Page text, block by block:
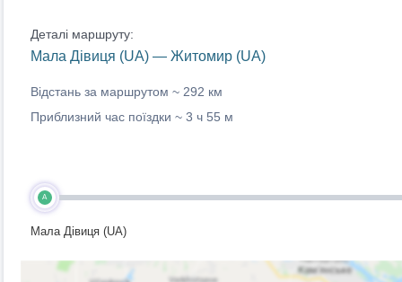
Деталі маршруту:
Мала Дівиця (UA) — Житомир (UA)
Відстань за маршрутом ~ 292 км
Приблизний час поїздки ~ 3 ч 55 м
A
Мала Дівиця (UA)